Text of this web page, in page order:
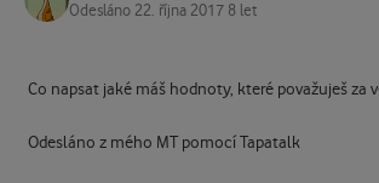
Odesláno 22. října 2017 8 let
Co napsat jaké máš hodnoty, které považuješ za
Odesláno z mého MT pomocí Tapatalk